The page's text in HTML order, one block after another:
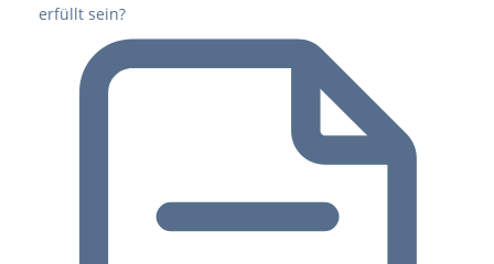
erfüllt sein?